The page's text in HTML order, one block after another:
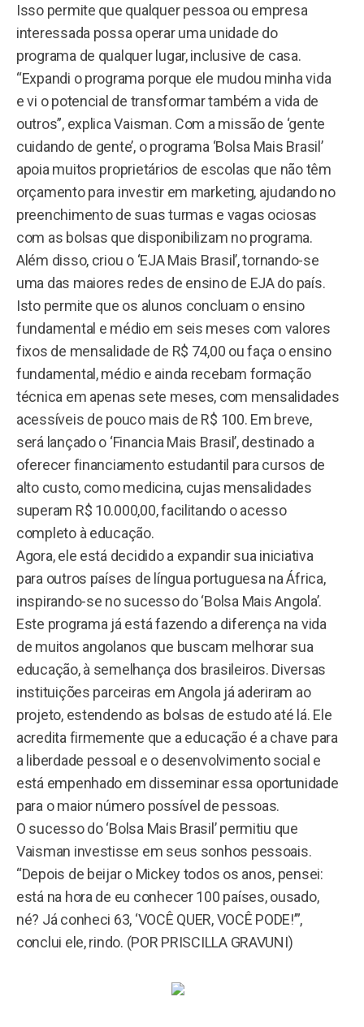
Isso permite que qualquer pessoa ou empresa
interessada possa operar uma unidade do
programa de qualquer lugar, inclusive de casa.
“Expandi o programa porque ele mudou minha vida
e vi o potencial de transformar também a vida de
outros”, explica Vaisman. Com a missão de ‘gente
cuidando de gente’, o programa ‘Bolsa Mais Brasil’
apoia muitos proprietários de escolas que não têm
orçamento para investir em marketing, ajudando no
preenchimento de suas turmas e vagas ociosas
com as bolsas que disponibilizam no programa.
Além disso, criou o ‘EJA Mais Brasil’, tornando-se
uma das maiores redes de ensino de EJA do país.
Isto permite que os alunos concluam o ensino
fundamental e médio em seis meses com valores
fixos de mensalidade de R$ 74,00 ou faça o ensino
fundamental, médio e ainda recebam formação
técnica em apenas sete meses, com mensalidades
acessíveis de pouco mais de R$ 100. Em breve,
será lançado o ‘Financia Mais Brasil’, destinado a
oferecer financiamento estudantil para cursos de
alto custo, como medicina, cujas mensalidades
superam R$ 10.000,00, facilitando o acesso
completo à educação.
Agora, ele está decidido a expandir sua iniciativa
para outros países de língua portuguesa na África,
inspirando-se no sucesso do ‘Bolsa Mais Angola’.
Este programa já está fazendo a diferença na vida
de muitos angolanos que buscam melhorar sua
educação, à semelhança dos brasileiros. Diversas
instituições parceiras em Angola já aderiram ao
projeto, estendendo as bolsas de estudo até lá. Ele
acredita firmemente que a educação é a chave para
a liberdade pessoal e o desenvolvimento social e
está empenhado em disseminar essa oportunidade
para o maior número possível de pessoas.
O sucesso do ‘Bolsa Mais Brasil’ permitiu que
Vaisman investisse em seus sonhos pessoais.
“Depois de beijar o Mickey todos os anos, pensei:
está na hora de eu conhecer 100 países, ousado,
né? Já conheci 63, ‘VOCÊ QUER, VOCÊ PODE!’”,
conclui ele, rindo. (POR PRISCILLA GRAVUNI)